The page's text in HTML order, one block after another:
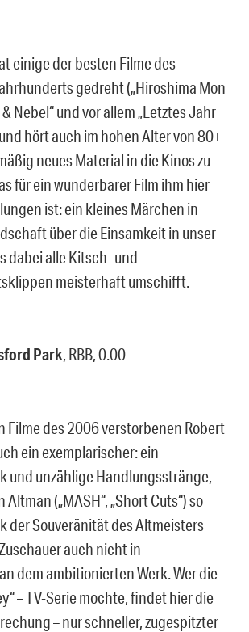
einige der besten Filme des
gedreht („Hiroshima Mon
Nebel“ und vor allem „Letztes Jahr
hört auch im hohen Alter von 80+
neues Material in die Kinos zu
für ein wunderbarer Film ihm hier
ist: ein kleines Märchen in
über die Einsamkeit in unser
dabei alle Kitsch- und
meisterhaft umschifft.
Park, RBB, 0.00
Filme des 2006 verstorbenen Robert
ein exemplarischer: ein
und unzählige Handlungsstränge,
Altman („MASH“, „Short Cuts“) so
der Souveränität des Altmeisters
auch nicht in
dem ambitionierten Werk. Wer die
– TV-Serie mochte, findet hier die
– nur schneller, zugespitzter